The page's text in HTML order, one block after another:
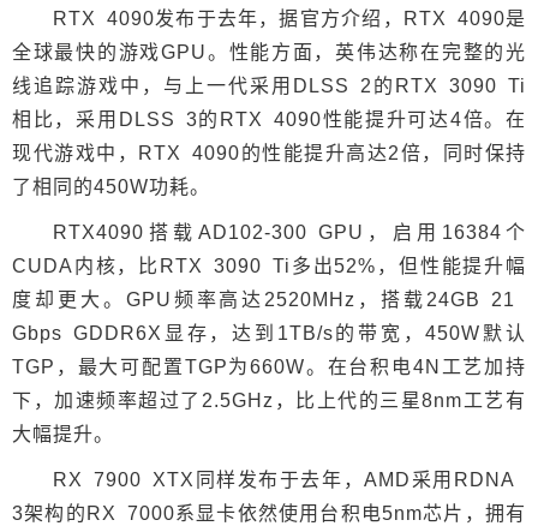
RTX 4090发布于去年，据官方介绍，RTX 4090是
全球最快的游戏GPU。性能方面，英伟达称在完整的光
线追踪游戏中，与上一代采用DLSS 2的RTX 3090 Ti
相比，采用DLSS 3的RTX 4090性能提升可达4倍。在
现代游戏中，RTX 4090的性能提升高达2倍，同时保持
了相同的450W功耗。
RTX4090搭载AD102-300 GPU，启用16384个
CUDA内核，比RTX 3090 Ti多出52%，但性能提升幅
度却更大。GPU频率高达2520MHz，搭载24GB 21
Gbps GDDR6X显存，达到1TB/s的带宽，450W默认
TGP，最大可配置TGP为660W。在台积电4N工艺加持
下，加速频率超过了2.5GHz，比上代的三星8nm工艺有
大幅提升。
RX 7900 XTX同样发布于去年，AMD采用RDNA
3架构的RX 7000系显卡依然使用台积电5nm芯片，拥有